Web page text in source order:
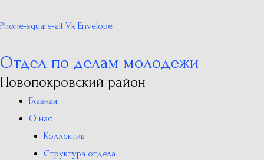
Phone-square-alt Vk Envelope
Отдел по делам молодежи
Новопокровский район
Главная
О нас
Коллектив
Структура отдела